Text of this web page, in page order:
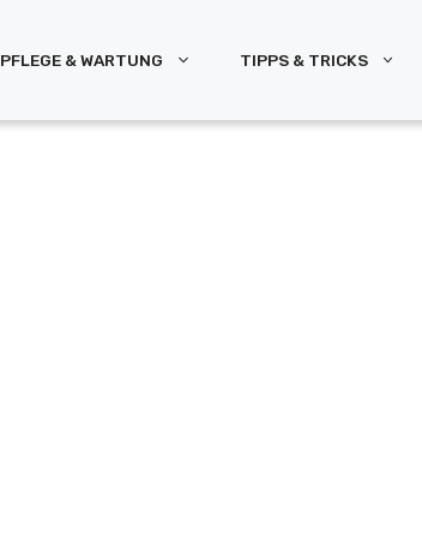
PFLEGE & WARTUNG TIPPS & TRICKS